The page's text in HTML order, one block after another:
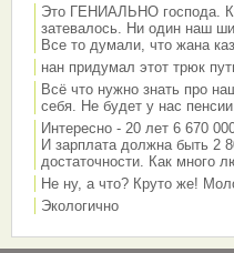
Это ГЕНИАЛЬНО господа.
затевалось. Ни один наш
Все то думали, что жана
нан придумал этот трюк
Всё что нужно знать про
себя. Не будет у нас
Интересно - 20 лет 6 670
И зарплата должна быть 2
достаточности. Как много
Не ну, а что? Круто же!
Экологично